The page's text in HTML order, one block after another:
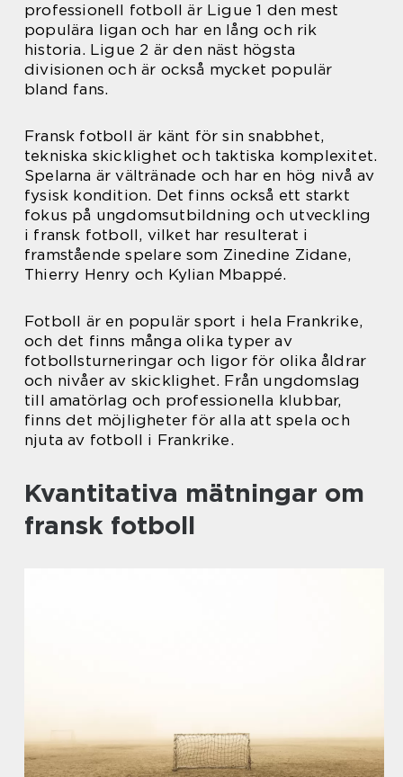
professionell fotboll är Ligue 1 den mest
populära ligan och har en lång och rik
historia. Ligue 2 är den näst högsta
divisionen och är också mycket populär
bland fans.
Fransk fotboll är känt för sin snabbhet,
tekniska skicklighet och taktiska komplexitet.
Spelarna är vältränade och har en hög nivå av
fysisk kondition. Det finns också ett starkt
fokus på ungdomsutbildning och utveckling
i fransk fotboll, vilket har resulterat i
framstående spelare som Zinedine Zidane,
Thierry Henry och Kylian Mbappé.
Fotboll är en populär sport i hela Frankrike,
och det finns många olika typer av
fotbollsturneringar och ligor för olika åldrar
och nivåer av skicklighet. Från ungdomslag
till amatörlag och professionella klubbar,
finns det möjligheter för alla att spela och
njuta av fotboll i Frankrike.
Kvantitativa mätningar om
fransk fotboll